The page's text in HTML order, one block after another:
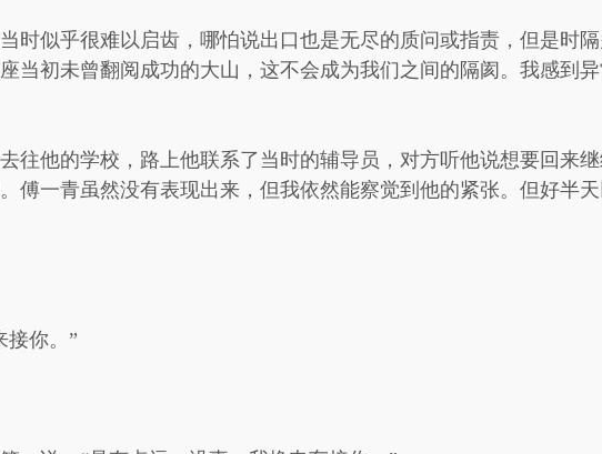
时似乎很难以启齿，哪怕说出口也是无尽的质问或指责，但是时
当初未曾翻阅成功的大山，这不会成为我们之间的隔阂。我感到
往他的学校，路上他联系了当时的辅导员，对方听他说想要回来
傅一青虽然没有表现出来，但我依然能察觉到他的紧张。但好半
接你。”